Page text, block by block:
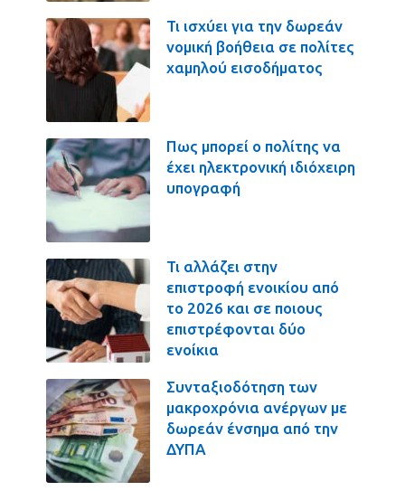
Τι ισχύει για την δωρεάν
νομική βοήθεια σε πολίτες
χαμηλού εισοδήματος
Πως μπορεί ο πολίτης να
έχει ηλεκτρονική ιδιόχειρη
υπογραφή
Τι αλλάζει στην
επιστροφή ενοικίου από
το 2026 και σε ποιους
επιστρέφονται δύο
ενοίκια
Συνταξιοδότηση των
μακροχρόνια ανέργων με
δωρεάν ένσημα από την
ΔΥΠΑ